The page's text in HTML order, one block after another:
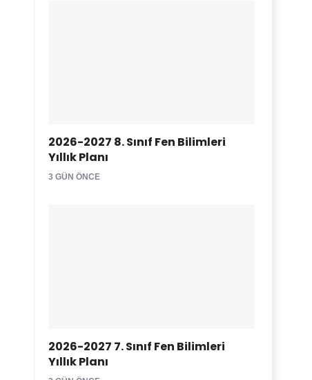
2026-2027 8. Sınıf Fen Bilimleri
Yıllık Planı
3 GÜN ÖNCE
2026-2027 7. Sınıf Fen Bilimleri
Yıllık Planı